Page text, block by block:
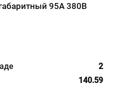
95А 380В
2
140.59